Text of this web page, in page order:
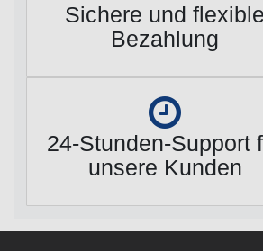
Sichere und flexible
Bezahlung
24-Stunden-Support
unsere Kunden